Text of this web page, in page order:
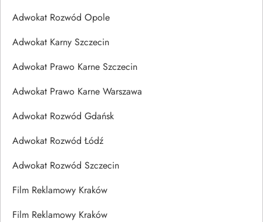
Adwokat Rozwód Opole
Adwokat Karny Szczecin
Adwokat Prawo Karne Szczecin
Adwokat Prawo Karne Warszawa
Adwokat Rozwód Gdańsk
Adwokat Rozwód Łódź
Adwokat Rozwód Szczecin
Film Reklamowy Kraków
Film Reklamowy Kraków